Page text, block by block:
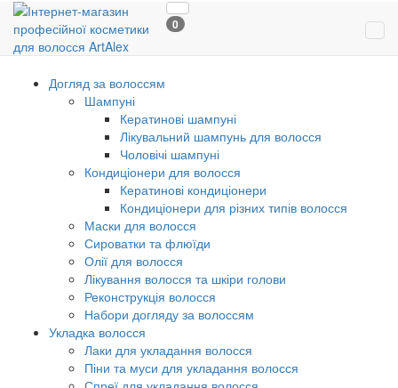
0
Догляд за волоссям
Шампуні
Кератинові шампуні
Лікувальний шампунь для волосся
Чоловічі шампуні
Кондиціонери для волосся
Кератинові кондиціонери
Кондиціонери для різних типів волосся
Маски для волосся
Сироватки та флюїди
Олії для волосся
Лікування волосся та шкіри голови
Реконструкція волосся
Набори догляду за волоссям
Укладка волосся
Лаки для укладання волосся
Піни та муси для укладання волосся